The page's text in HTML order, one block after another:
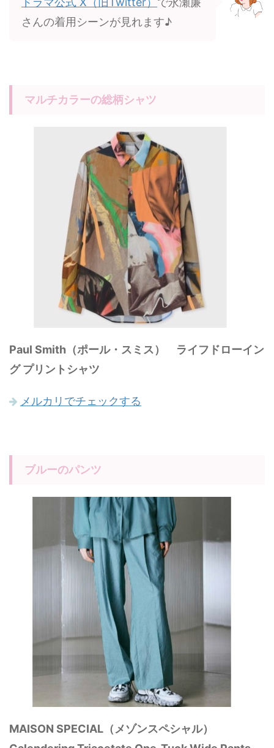
さんの着用シーンが見れます♪
マルチカラーの総柄シャツ
Paul Smith（ポール・スミス） ライフドローイン
グ プリントシャツ
メルカリでチェックする
ブルーのパンツ
MAISON SPECIAL（メゾンスペシャル）